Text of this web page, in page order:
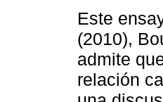
Este
(2010),
admite
relación